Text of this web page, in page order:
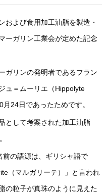
および食用加工油脂を製造・
ーガリン工業会が定めた記念
ガリンの発明者であるフラン
ュ＝ムーリエ（Hippolyte
24日であったためです。
として考案された加工油脂
前の語源は、ギリシャ語で
（マルガリーテ）」と言われ
の粒子が真珠のように見えた